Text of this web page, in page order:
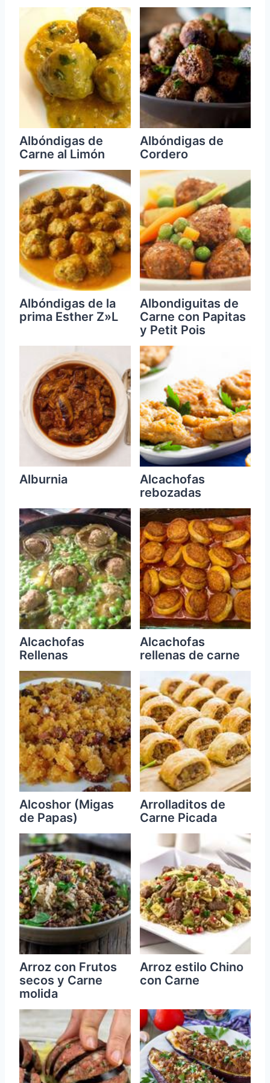
Albóndigas de
Carne al Limón
Albóndigas de
Cordero
Albóndigas de la
prima Esther Z»L
Albondiguitas de
Carne con Papitas
y Petit Pois
Alburnia
Alcachofas
rebozadas
Alcachofas
Rellenas
Alcachofas
rellenas de carne
Alcoshor (Migas
de Papas)
Arrolladitos de
Carne Picada
Arroz con Frutos
secos y Carne
molida
Arroz estilo Chino
con Carne